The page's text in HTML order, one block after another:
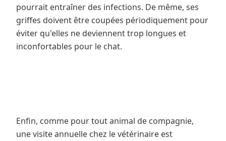
pourrait entraîner des infections. De même, ses
griffes doivent être coupées périodiquement pour
éviter qu'elles ne deviennent trop longues et
inconfortables pour le chat.
Enfin, comme pour tout animal de compagnie,
une visite annuelle chez le vétérinaire est